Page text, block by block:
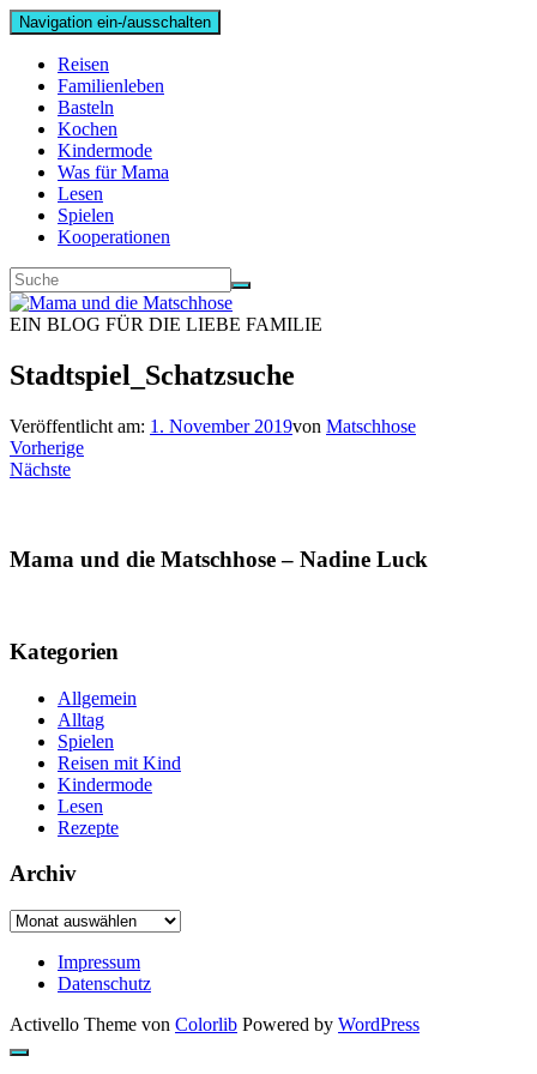
Navigation ein-/ausschalten
Reisen
Familienleben
Basteln
Kochen
Kindermode
Was für Mama
Lesen
Spielen
Kooperationen
EIN BLOG FÜR DIE LIEBE FAMILIE
Stadtspiel_Schatzsuche
Veröffentlicht am: 1. November 2019von Matschhose
Vorherige
Nächste
Mama und die Matschhose – Nadine Luck
Kategorien
Allgemein
Alltag
Spielen
Reisen mit Kind
Kindermode
Lesen
Rezepte
Archiv
Archiv
Impressum
Datenschutz
Activello Theme von Colorlib Powered by WordPress